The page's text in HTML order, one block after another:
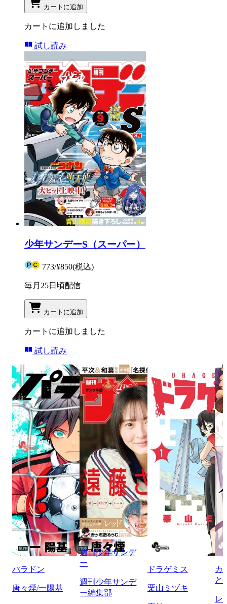
カートに追加
カートに追加しました
試し読み
少年サンデーS（スーパー）
773/¥850(税込)
毎月25日頃配信
カートに追加
カートに追加しました
試し読み
パラドン
唐々煙/一陽基
週刊少年サンデ
ー
週刊少年サンデ
ー編集部
ドラゲミス
栗山ミヅキ
カ
と
レ